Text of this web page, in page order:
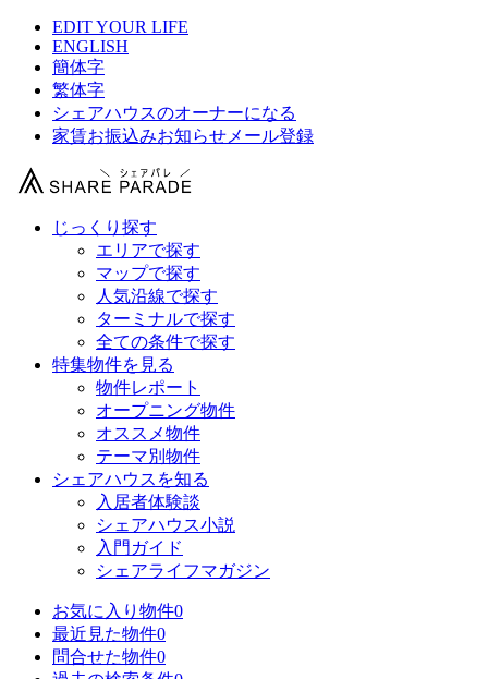
EDIT YOUR LIFE
ENGLISH
簡体字
繁体字
シェアハウスのオーナーになる
家賃お振込みお知らせメール登録
じっくり探す
エリアで探す
マップで探す
人気沿線で探す
ターミナルで探す
全ての条件で探す
特集物件を見る
物件レポート
オープニング物件
オススメ物件
テーマ別物件
シェアハウスを知る
入居者体験談
シェアハウス小説
入門ガイド
シェアライフマガジン
お気に入り物件0
最近見た物件0
問合せた物件0